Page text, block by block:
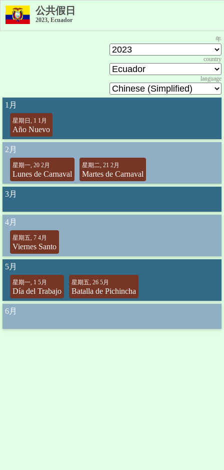
公共假日
2023, Ecuador
年
country
language
1月
星期日, 1 1月
Año Nuevo
2月
星期一, 20 2月
Lunes de Carnaval
星期二, 21 2月
Martes de Carnaval
3月
4月
星期五, 7 4月
Viernes Santo
5月
星期一, 1 5月
Día del Trabajo
星期五, 26 5月
Batalla de Pichincha
6月